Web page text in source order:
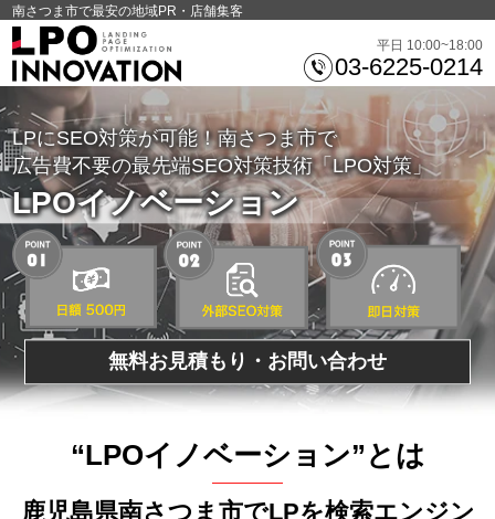
南さつま市で最安の地域PR・店舗集客
平日 10:00~18:00
03-6225-0214
LPにSEO対策が可能！南さつま市で
広告費不要の最先端SEO対策技術「LPO対策」
LPOイノベーション
無料お見積もり・お問い合わせ
“LPOイノベーション”とは
鹿児島県南さつま市でLPを検索エンジン